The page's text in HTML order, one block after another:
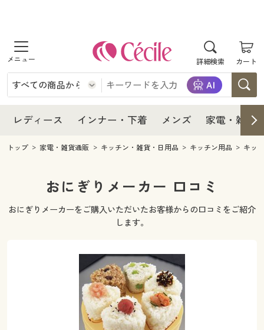
詳細検索 カート
商品を探す
レディース
レディースファッション
インナー・下着
インナー・下着通販すべて
メンズ下着
メンズ
メンズ通販すべて
メンズファッション
家電・雑貨
家電・雑貨すべて
キッチン・雑貨・日用品
寝具・インテリア・家具
美容・健康通販すべて
美容・健康・サプリメント
制服・スクール
制服・スクールすべて
レディース インナー・下着 メンズ 家電・雑貨
レディース
レディース通販すべて
レディースファッション
インナー・下着
インナー・下着通販すべて
ジュニア・ティーンズ下着
メンズ
メンズ下着
家電
寝具・インテリア・家具通販すべて
カーテン・ラグ・ファブリック
美容・健康
美容・健康・サプリメント
制服・スクールすべて
大きいサイズ通販すべて
トップ 家電・雑貨通販 キッチン・雑貨・日用品 キッチン用品 キッ
おにぎりメーカー 口コミ
おにぎりメーカーをご購入いただいたお客様からの口コミをご紹介
します。